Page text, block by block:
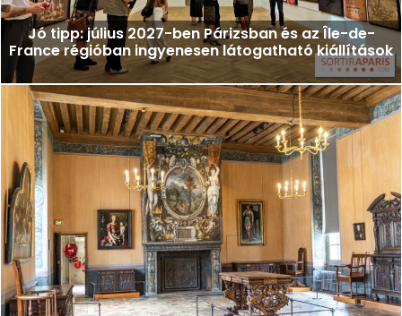
Jó tipp: július 2027-ben Párizsban és az Île-de-
France régióban ingyenesen látogatható kiállítások